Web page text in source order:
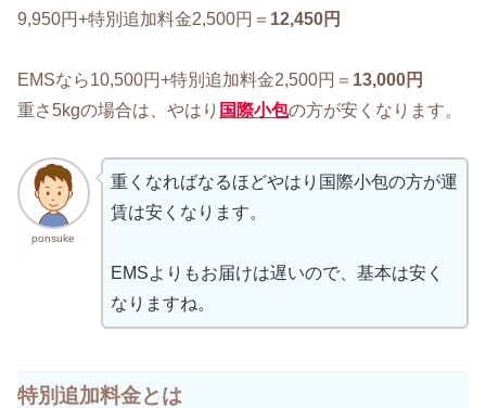
9,950円+特別追加料金2,500円＝ 12,450円
EMSなら10,500円+特別追加料金2,500円＝ 13,000円
重さ5kgの場合は、やはり 国際小包の方が安くなります。
ponsuke
重くなればなるほどやはり国際小包の方が運
賃は安くなります。
EMSよりもお届けは遅いので、基本は安く
なりますね。
特別追加料金とは